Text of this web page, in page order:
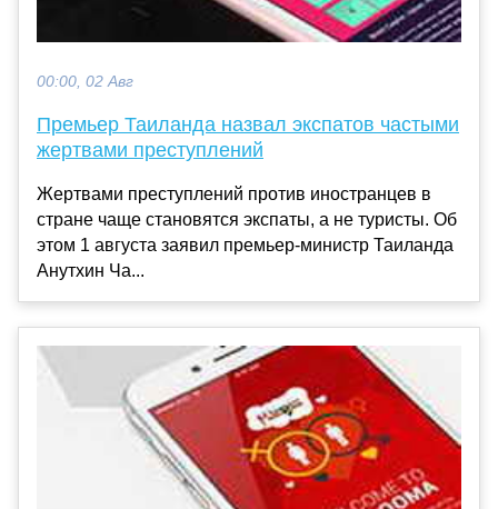
00:00, 02 Авг
Премьер Таиланда назвал экспатов частыми
жертвами преступлений
Жертвами преступлений против иностранцев в
стране чаще становятся экспаты, а не туристы. Об
этом 1 августа заявил премьер-министр Таиланда
Анутхин Ча...